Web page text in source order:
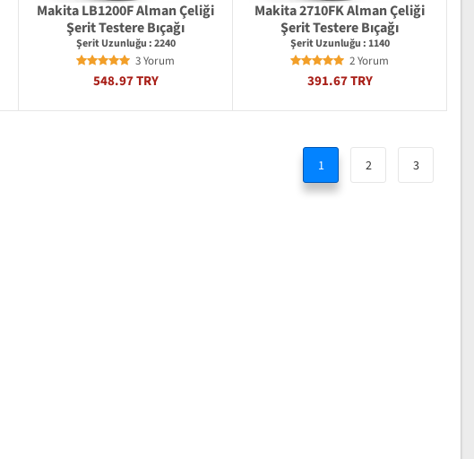
Makita LB1200F Alman Çeliği
Şerit Testere Bıçağı
Şerit Uzunluğu : 2240
3 Yorum
548.97 TRY
Makita 2710FK Alman Çeliği
Şerit Testere Bıçağı
Şerit Uzunluğu : 1140
2 Yorum
391.67 TRY
1 2 3